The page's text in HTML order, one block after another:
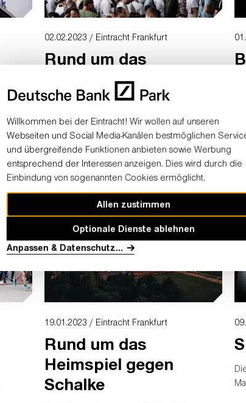
02.02.2023 / Eintracht Frankfurt
Rund um das
Heimspiel gegen
Hertha BSC
Die S7 entfällt, am Gleisdreieck gibt es
Einschränkungen. Wegen Bauarbeiten
kann es zu weiteren Fahrplanänderungen
kommen. Das und mehr sollten Besucher
am Samstag wissen.
in
19.01.2023 / Eintracht Frankfurt
Rund um das
Heimspiel gegen
Schalke
Willkommen bei der Eintracht! Wir wollen auf unseren
Webseiten und Social Media-Kanälen bestmöglichen
und übergreifende Funktionen anbieten sowie Werbung
entsprechend der Interessen anzeigen. Dies wird durch die
Einbindung von sogenannten Cookies ermöglicht.
Allen zustimmen
Optionale Dienste ablehnen
Anpassen & Datenschutz...